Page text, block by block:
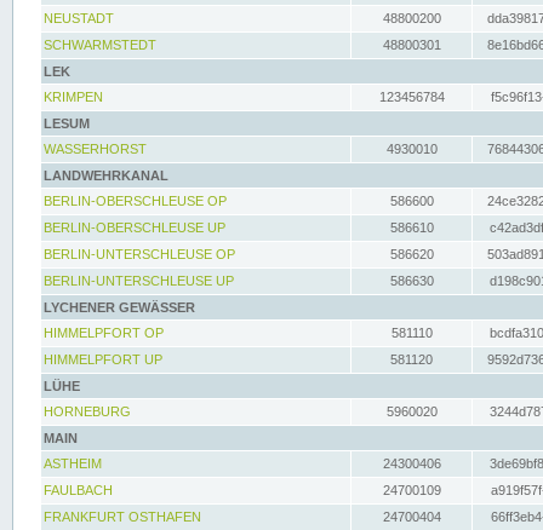
NEUSTADT
48800200
SCHWARMSTEDT
48800301
LEK
KRIMPEN
123456784
LESUM
WASSERHORST
4930010
LANDWEHRKANAL
BERLIN-OBERSCHLEUSE OP
586600
BERLIN-OBERSCHLEUSE UP
586610
BERLIN-UNTERSCHLEUSE OP
586620
BERLIN-UNTERSCHLEUSE UP
586630
LYCHENER GEWÄSSER
HIMMELPFORT OP
581110
HIMMELPFORT UP
581120
LÜHE
HORNEBURG
5960020
MAIN
ASTHEIM
24300406
FAULBACH
24700109
FRANKFURT OSTHAFEN
24700404